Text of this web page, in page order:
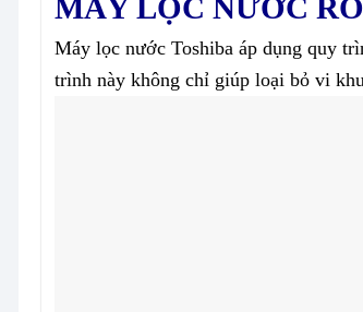
MÁY LỌC NƯỚC
Máy lọc nước Toshiba áp dụng quy
trình này không chỉ giúp loại bỏ vi